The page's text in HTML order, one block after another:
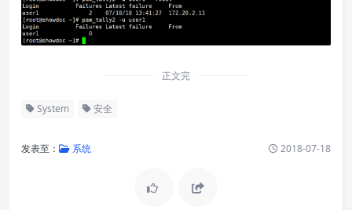
正文完
System 安全
发表至： 系统 2018-07-18